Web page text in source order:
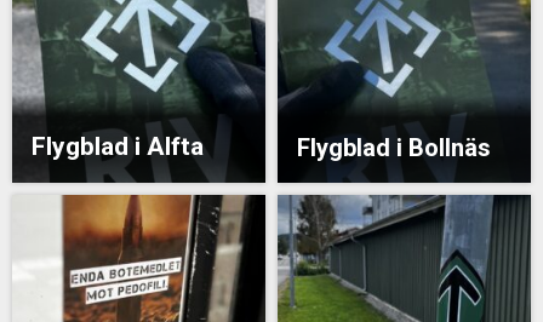
Flygblad i Alfta Flygblad i Bollnäs